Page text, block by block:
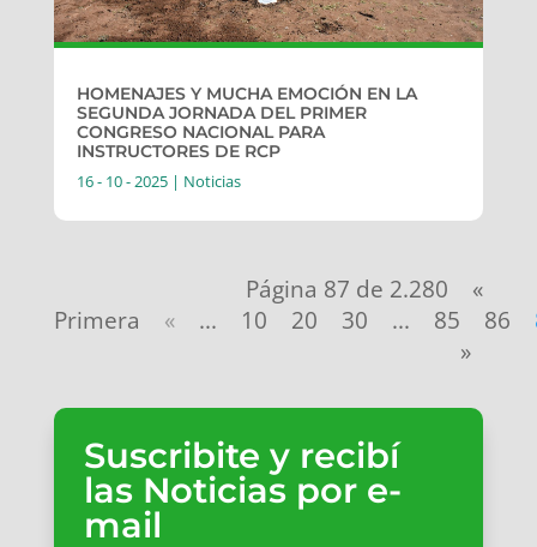
HOMENAJES Y MUCHA EMOCIÓN EN LA
SEGUNDA JORNADA DEL PRIMER
CONGRESO NACIONAL PARA
INSTRUCTORES DE RCP
16 - 10 - 2025| Noticias
Página 87 de 2.280
«
Primera
« ... 10 20 30 ... 85 86
»
Suscribite y recibí
las Noticias por e-
mail